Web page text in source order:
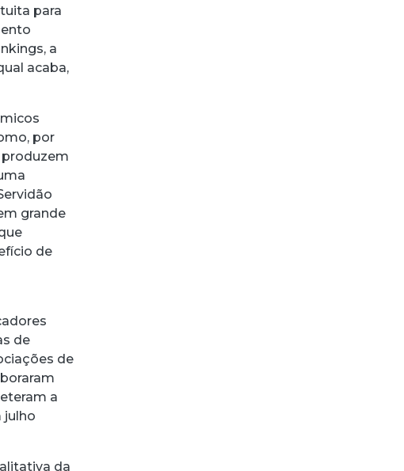
para
a
acaba,
por
grande
de
de
de
a
julho
da